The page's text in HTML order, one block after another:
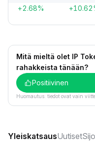
+2.68%
Mitä mieltä olet IP
rahakkeista tänään?
Positiivinen
Huomautus: tiedot ovat vain
YleiskatsausUutiset